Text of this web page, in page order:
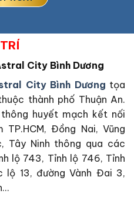
City Bình Dương
City Bình Dương tọa
thành phố Thuận An.
huyết mạch kết nối
Đồng Nai, Vũng
Tây Ninh thông qua các
lộ 743, Tỉnh lộ 746, Tỉnh
lộ 13, đường Vành Đai 3,